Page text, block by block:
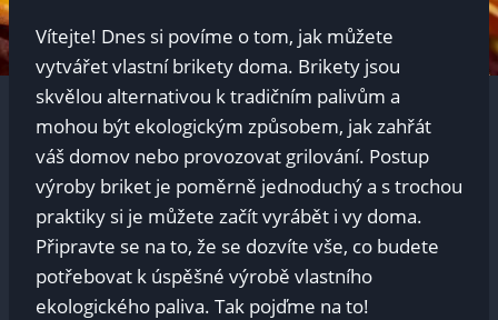
Vítejte! Dnes si povíme o tom, jak můžete
vytvářet vlastní brikety doma. Brikety jsou
skvělou alternativou k tradičním palivům a
mohou být ekologickým způsobem, jak zahřát
váš domov nebo provozovat grilování. Postup
výroby briket je poměrně jednoduchý a s trochou
praktiky si je můžete začít vyrábět i vy doma.
Připravte se na to, že se dozvíte vše, co budete
potřebovat k úspěšné výrobě vlastního
ekologického paliva. Tak pojďme na to!